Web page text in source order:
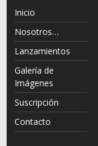
Inicio
Nosotros…
Lanzamientos
Galería de
Imágenes
Suscripción
Contacto